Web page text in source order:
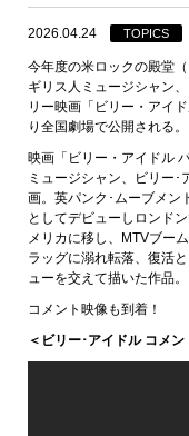
2026.04.24 TOPICS
今年度の米ロックの殿堂
ギリス人ミュージシャン
リー映画「ビリー・アイ
り全国劇場で公開される。
映画「ビリー・アイドル
ミュージシャン、ビリー
画。英パンク･ムーブメン
としてデビューしロンド
メリカに移し、MTVブー
ラッグに溺れ転落、復活
ューを交えて描いた作品。
コメント映像も到着！
＜ビリー･アイドル コメン